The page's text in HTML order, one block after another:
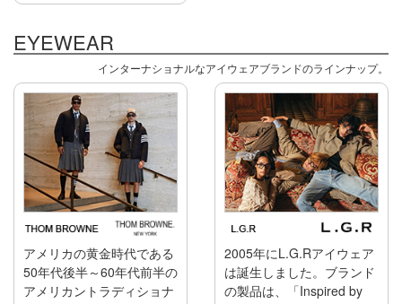
EYEWEAR
インターナショナルなアイウェアブランドのラインナップ。
アメリカの黄金時代である
50年代後半～60年代前半の
アメリカントラディショナ
2005年にL.G.Rアイウェア
は誕生しました。ブランド
の製品は、「Inspired by